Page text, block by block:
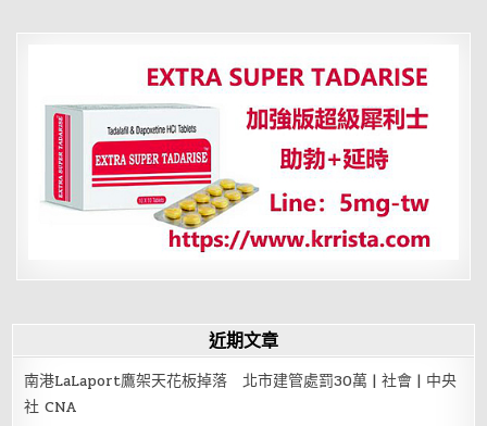
覽
近期文章
南港LaLaport鷹架天花板掉落 北市建管處罰30萬 | 社會 | 中央
社 CNA